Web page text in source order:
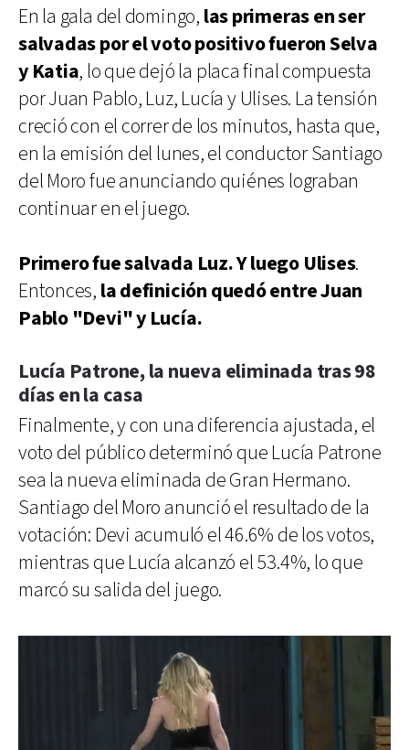
En la gala del domingo, las primeras en ser
salvadas por el voto positivo fueron Selva
y Katia, lo que dejó la placa final compuesta
por Juan Pablo, Luz, Lucía y Ulises. La tensión
creció con el correr de los minutos, hasta que,
en la emisión del lunes, el conductor Santiago
del Moro fue anunciando quiénes lograban
continuar en el juego.
Primero fue salvada Luz. Y luego Ulises.
Entonces, la definición quedó entre Juan
Pablo "Devi" y Lucía.
Lucía Patrone, la nueva eliminada tras 98
días en la casa
Finalmente, y con una diferencia ajustada, el
voto del público determinó que Lucía Patrone
sea la nueva eliminada de Gran Hermano.
Santiago del Moro anunció el resultado de la
votación: Devi acumuló el 46.6% de los votos,
mientras que Lucía alcanzó el 53.4%, lo que
marcó su salida del juego.